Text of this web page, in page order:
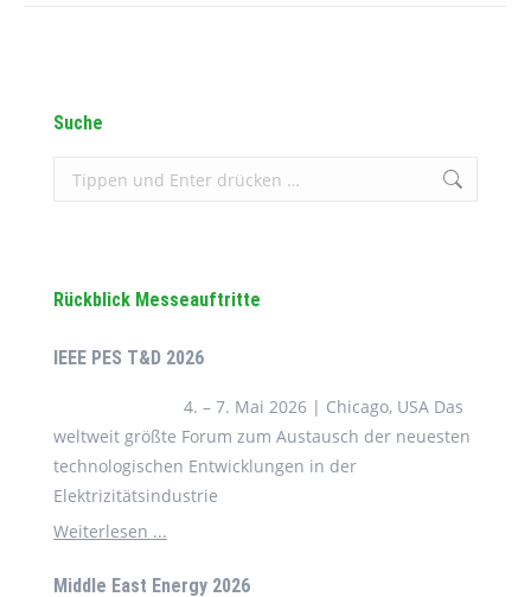
Suche
Search:
Rückblick Messeauftritte
IEEE PES T&D 2026
4. – 7. Mai 2026 | Chicago, USA Das
weltweit größte Forum zum Austausch der neuesten
technologischen Entwicklungen in der
Elektrizitätsindustrie
Weiterlesen ...
Middle East Energy 2026